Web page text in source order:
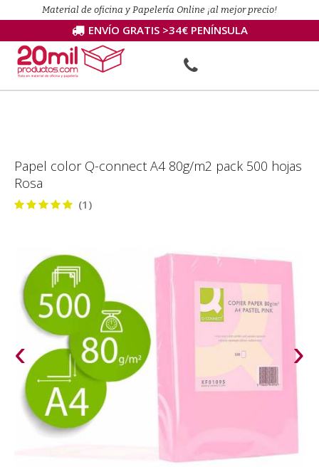
Material de oficina y Papelería Online ¡al mejor precio!
ENVÍO GRATIS >34€ PENÍNSULA
Papel color Q-connect A4 80g/m2 pack 500 hojas
Rosa
(1)
‹ ›